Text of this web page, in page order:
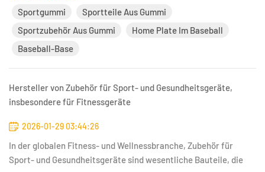
Oberfläche des Sports. Doch unter den Stollen der Athlete...
Sportgummi
Sportteile Aus Gummi
Sportzubehör Aus Gummi
Home Plate Im Baseball
Baseball-Base
Hersteller von Zubehör für Sport- und Gesundheitsgeräte,
insbesondere für Fitnessgeräte
2026-01-29 03:44:26
In der globalen Fitness- und Wellnessbranche, Zubehör für
Sport- und Gesundheitsgeräte sind wesentliche Bauteile, die